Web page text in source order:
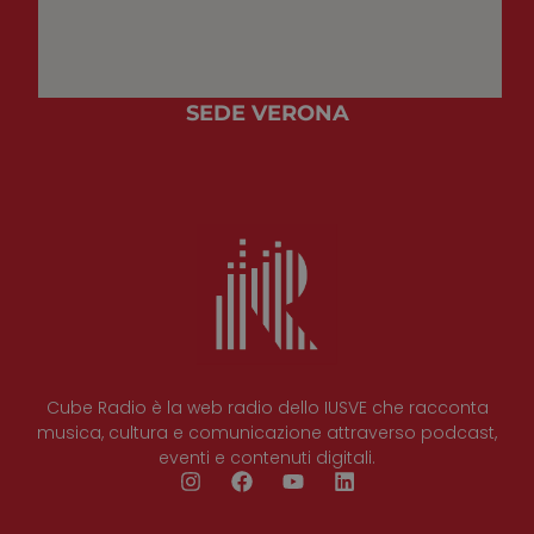
Cube Radio è la web radio dello IUSVE che racconta
musica, cultura e comunicazione attraverso podcast,
eventi e contenuti digitali.
SEDE VERONA